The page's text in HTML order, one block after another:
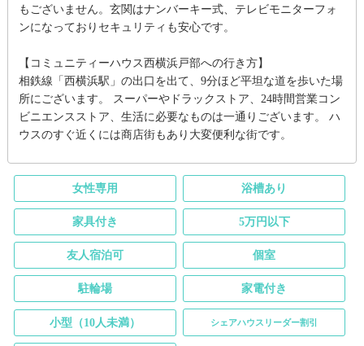
もございません。玄関はナンバーキー式、テレビモニターフォ
ンになっておりセキュリティも安心です。
【コミュニティーハウス西横浜戸部への行き方】
相鉄線「西横浜駅」の出口を出て、9分ほど平坦な道を歩いた場
所にございます。 スーパーやドラックストア、24時間営業コン
ビニエンスストア、生活に必要なものは一通りございます。 ハ
ウスのすぐ近くには商店街もあり大変便利な街です。
女性専用 浴槽あり
家具付き 5万円以下
友人宿泊可 個室
駐輪場 家電付き
小型（10人未満） シェアハウスリーダー割引